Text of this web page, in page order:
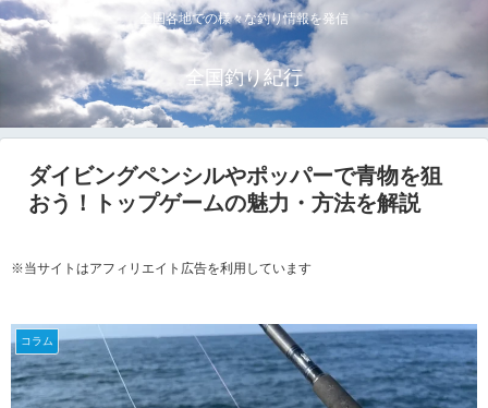
全国各地での様々な釣り情報を発信
全国釣り紀行
ダイビングペンシルやポッパーで青物を狙
おう！トップゲームの魅力・方法を解説
※当サイトはアフィリエイト広告を利用しています
コラム